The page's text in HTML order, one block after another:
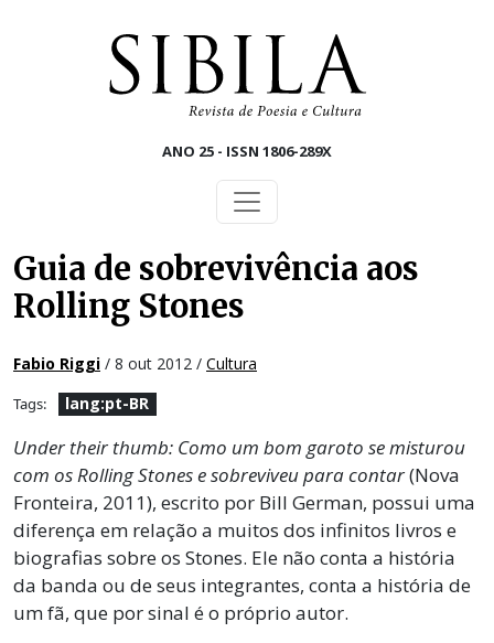
ANO 25 - ISSN 1806-289X
Guia de sobrevivência aos
Rolling Stones
Fabio Riggi / 8 out 2012 / Cultura
Tags: lang:pt-BR
Under their thumb: Como um bom garoto se misturou
com os Rolling Stones e sobreviveu para contar(Nova
Fronteira, 2011), escrito por Bill German, possui uma
diferença em relação a muitos dos infinitos livros e
biografias sobre os Stones. Ele não conta a história
da banda ou de seus integrantes, conta a história de
um fã, que por sinal é o próprio autor.